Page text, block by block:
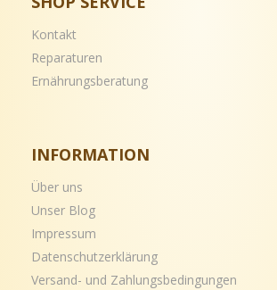
Kontakt
Reparaturen
Ernährungsberatung
INFORMATION
Über uns
Unser Blog
Impressum
Datenschutzerklärung
Versand- und Zahlungsbedingungen